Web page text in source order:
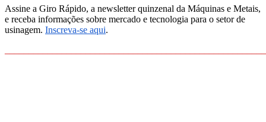
Assine a Giro Rápido, a newsletter quinzenal da Máquinas e Metais,
e receba informações sobre mercado e tecnologia para o setor de
usinagem. Inscreva-se aqui.